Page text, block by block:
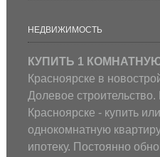
НЕДВИЖИМОСТЬ
КУПИТЬ 1
Красноярске в
Долевое
Красноярске - купить
однокомнатную
ипотеку. Постоянно